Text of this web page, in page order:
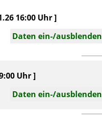
16:00 Uhr ]
Daten ein-/ausblenden
Uhr ]
Daten ein-/ausblenden